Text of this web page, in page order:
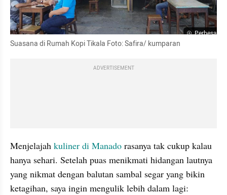
Perbesar
Suasana di Rumah Kopi Tikala Foto: Safira/ kumparan
ADVERTISEMENT
Menjelajah kuliner di Manado rasanya tak cukup kalau
hanya sehari. Setelah puas menikmati hidangan lautnya
yang nikmat dengan balutan sambal segar yang bikin
ketagihan, saya ingin mengulik lebih dalam lagi: